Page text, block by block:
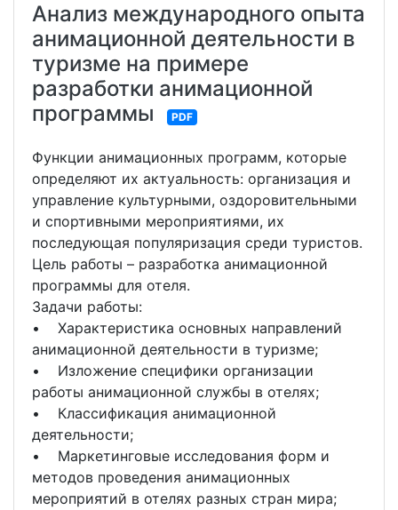
Анализ международного опыта
анимационной деятельности в
туризме на примере
разработки анимационной
программы
PDF
Функции анимационных программ, которые
определяют их актуальность: организация и
управление культурными, оздоровительными
и спортивными мероприятиями, их
последующая популяризация среди туристов.
Цель работы – разработка анимационной
программы для отеля.
Задачи работы:
• Характеристика основных направлений
анимационной деятельности в туризме;
• Изложение специфики организации
работы анимационной службы в отелях;
• Классификация анимационной
деятельности;
• Маркетинговые исследования форм и
методов проведения анимационных
мероприятий в отелях разных стран мира;